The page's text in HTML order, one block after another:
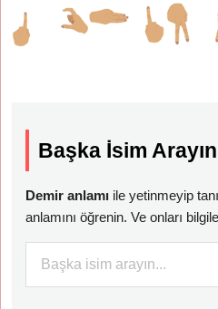
Başka İsim Arayın
Demir anlamı ile yetinmeyip
anlamını öğrenin. Ve onları